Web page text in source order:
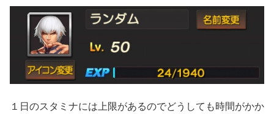
１日のスタミナには上限があるのでどうしても時間がかか